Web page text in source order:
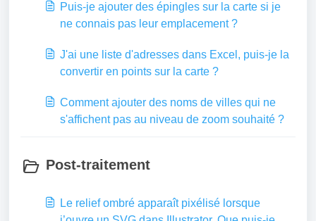
Puis-je ajouter des épingles sur la carte si je
ne connais pas leur emplacement ?
J'ai une liste d'adresses dans Excel, puis-je la
convertir en points sur la carte ?
Comment ajouter des noms de villes qui ne
s'affichent pas au niveau de zoom souhaité ?
Post-traitement
Le relief ombré apparaît pixélisé lorsque